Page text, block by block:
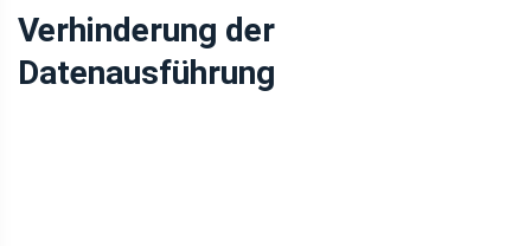
Verhinderung der
Datenausführung